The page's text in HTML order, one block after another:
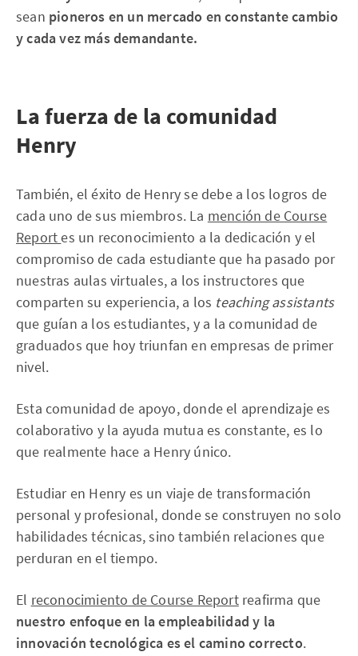
sean pioneros en un mercado en constante cambio
y cada vez más demandante.
La fuerza de la comunidad
Henry
También, el éxito de Henry se debe a los logros de
cada uno de sus miembros. La mención de Course
Reportes un reconocimiento a la dedicación y el
compromiso de cada estudiante que ha pasado por
nuestras aulas virtuales, a los instructores que
comparten su experiencia, a los teaching assistants
que guían a los estudiantes, y a la comunidad de
graduados que hoy triunfan en empresas de primer
nivel.
Esta comunidad de apoyo, donde el aprendizaje es
colaborativo y la ayuda mutua es constante, es lo
que realmente hace a Henry único.
Estudiar en Henry es un viaje de transformación
personal y profesional, donde se construyen no solo
habilidades técnicas, sino también relaciones que
perduran en el tiempo.
El reconocimiento de Course Reportreafirma que
nuestro enfoque en la empleabilidad y la
innovación tecnológica es el camino correcto.